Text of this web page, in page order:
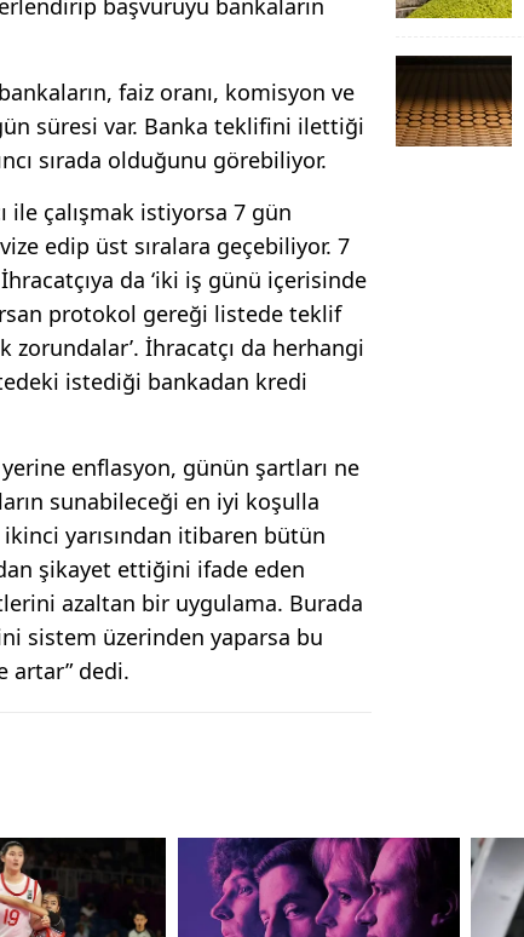
başvuruyu bankaların
faiz oranı, komisyon ve
süresi var. Banka teklifini ilettiği
sırada olduğunu görebiliyor.
ile çalışmak istiyorsa 7 gün
edip üst sıralara geçebiliyor. 7
da ‘iki iş günü içerisinde
protokol gereği listede teklif
İhracatçı da herhangi
istediği bankadan kredi
enflasyon, günün şartları ne
sunabileceği en iyi koşulla
ikinci yarısından itibaren bütün
şikayet ettiğini ifade eden
azaltan bir uygulama. Burada
sistem üzerinden yaparsa bu
artar” dedi.